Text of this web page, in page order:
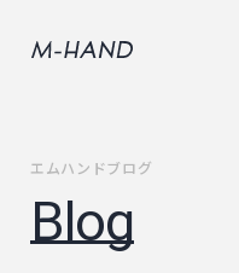
エムハンドブログ
blog